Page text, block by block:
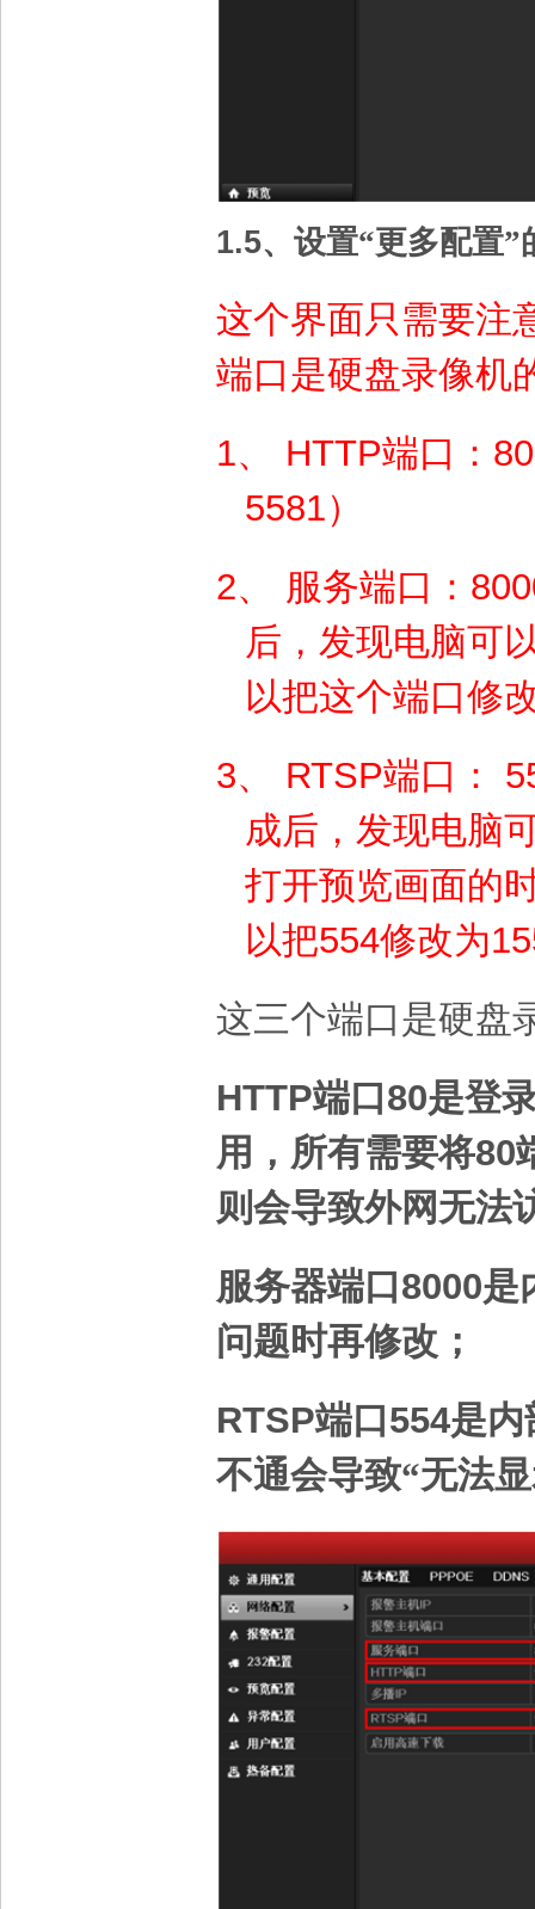
1.5、设置“更多配置”
这个界面只需要注
端口是硬盘录像机
1、
HTTP端口：
5581）
2、
服务端口：
后，发现电脑可
以把这个端口修
3、
RTSP端口：
成后，发现电脑
打开预览画面的
以把554修改为
这三个端口是硬盘
HTTP端口 80是登
用，所有需要将80
则会导致外网无法
服务器端口 8000是
问题时再修改；
RTSP端口 554是内
不通会导致“无法